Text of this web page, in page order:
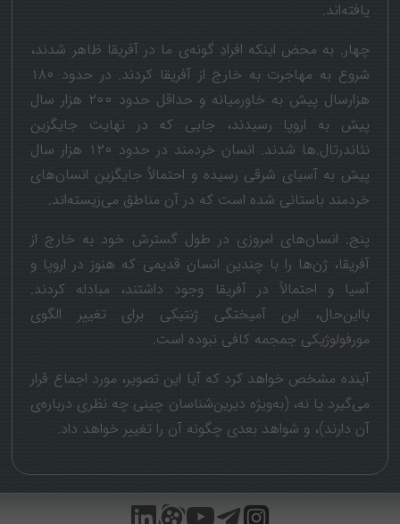
یافته‌اند.
چهار. به محض اینکه افرادِ گونه‌ی ما در آفریقا ظاهر شدند،
شروع به مهاجرت به خارج از آفریقا کردند. در حدود ۱۸۰
هزارسال پیش به خاورمیانه و حداقل حدود ۲۰۰ هزار سال
پیش به اروپا رسیدند، جایی که در نهایت جایگزین
نئاندرتال.ها شدند. انسان خردمند در حدود ۱۲۰ هزار سال
پیش به آسیای شرقی رسیده و احتمالاً جایگزین انسان‌های
خردمند باستانی شده است که در آن مناطق می‌زیسته‌اند.
پنج. انسان‌های امروزی در طول گسترش خود به خارج از
آفریقا، ژن‌ها را با چندین انسان قدیمی که هنوز در اروپا و
آسیا و احتمالاً در آفریقا وجود داشتند، مبادله کردند.
بااین‌حال، این آمیختگی ژنتیکی برای تغییر الگوی
مورفولوژیکی جمجمه کافی نبوده است.
آینده مشخص خواهد کرد که آیا این تصویر، مورد اجماع قرار
می‌گیرد یا نه، (به‌ویژه دیرین‌شناسان چینی چه نظری درباره‌ی
آن دارند)، و شواهد بعدی چگونه آن را تغییر خواهد داد.